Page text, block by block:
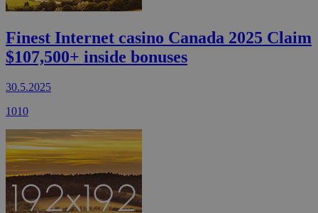
Finest Internet casino Canada 2025 Claim
$107,500+ inside bonuses
30.5.2025
1010